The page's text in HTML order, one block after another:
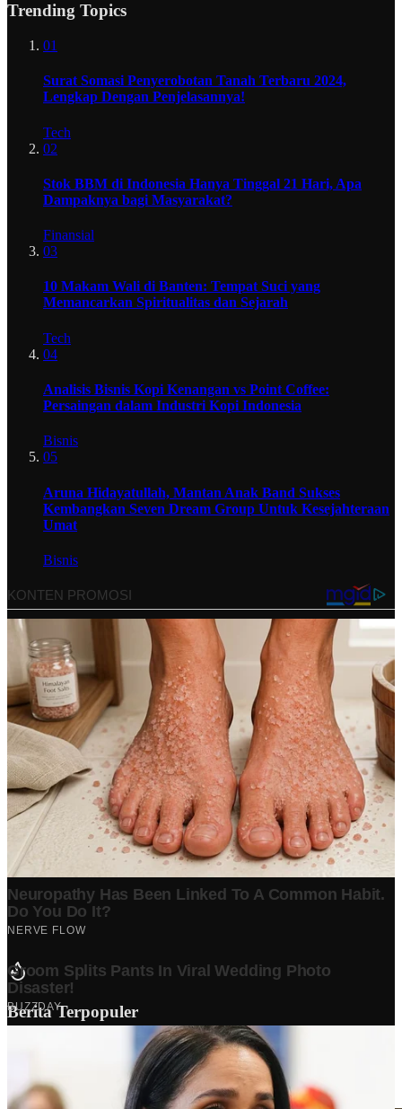
Trending Topics
01
Surat Somasi Penyerobotan Tanah Terbaru 2024,
Lengkap Dengan Penjelasannya!
Tech
02
Stok BBM di Indonesia Hanya Tinggal 21 Hari, Apa
Dampaknya bagi Masyarakat?
Finansial
03
10 Makam Wali di Banten: Tempat Suci yang
Memancarkan Spiritualitas dan Sejarah
Tech
04
Analisis Bisnis Kopi Kenangan vs Point Coffee:
Persaingan dalam Industri Kopi Indonesia
Bisnis
05
Aruna Hidayatullah, Mantan Anak Band Sukses
Kembangkan Seven Dream Group Untuk Kesejahteraan
Umat
Bisnis
Berita Terpopuler
Surat Somasi Penyerobotan Tanah Terbaru 2024, Lengkap
Dengan Penjelasannya!
Tech·2 years ago